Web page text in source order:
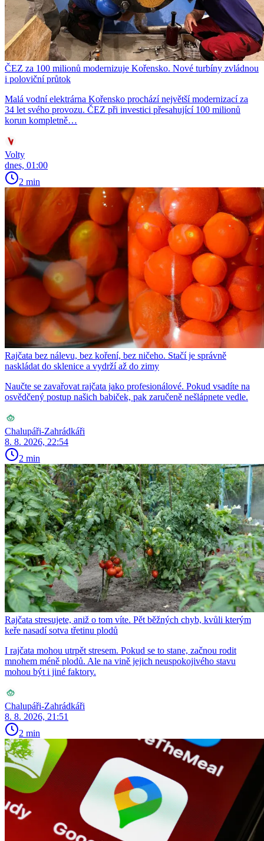
ČEZ za 100 milionů modernizuje Kořensko. Nové turbíny zvládnou
i poloviční průtok
Malá vodní elektrárna Kořensko prochází největší modernizací za
34 let svého provozu. ČEZ při investici přesahující 100 milionů
korun kompletně…
Volty
dnes, 01:00
2 min
Rajčata bez nálevu, bez koření, bez ničeho. Stačí je správně
naskládat do sklenice a vydrží až do zimy
Naučte se zavařovat rajčata jako profesionálové. Pokud vsadíte na
osvědčený postup našich babiček, pak zaručeně nešlápnete vedle.
Chalupáři-Zahrádkáři
8. 8. 2026, 22:54
2 min
Rajčata stresujete, aniž o tom víte. Pět běžných chyb, kvůli kterým
keře nasadí sotva třetinu plodů
I rajčata mohou utrpět stresem. Pokud se to stane, začnou rodit
mnohem méně plodů. Ale na vině jejich neuspokojivého stavu
mohou být i jiné faktory.
Chalupáři-Zahrádkáři
8. 8. 2026, 21:51
2 min